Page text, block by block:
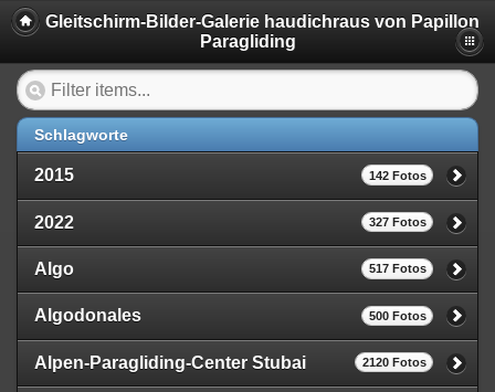
Gleitschirm-Bilder-Galerie haudichraus von Papillon
Paragliding
Schlagworte
2015 142 Fotos
2022 327 Fotos
Algo 517 Fotos
Algodonales 500 Fotos
Alpen-Paragliding-Center Stubai 2120 Fotos